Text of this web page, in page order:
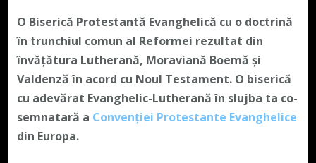
O Biserică Protestantă Evanghelică cu o doctrină
în trunchiul comun al Reformei rezultat din
învățătura Lutherană, Moraviană Boemă și
Valdenză în acord cu Noul Testament. O biserică
cu adevărat Evanghelic-Lutherană în slujba ta co-
semnatară a Convenției Protestante Evanghelice
din Europa.